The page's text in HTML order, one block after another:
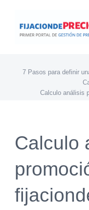
content
7 Pasos para definir
Calculo análisis
Calculo